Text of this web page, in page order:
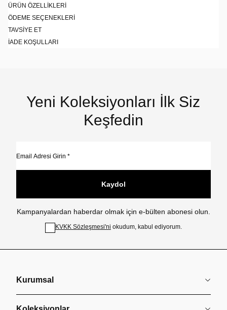
ÜRÜN ÖZELLIKLERI
ÖDEME SEÇENEKLERI
TAVSIYE ET
İADE KOŞULLARI
Yeni Koleksiyonları İlk Siz
Keşfedin
Kaydol
Kampanyalardan haberdar olmak için e-bülten abonesi olun.
KVKK Sözleşmesi'ni okudum, kabul ediyorum.
Kurumsal